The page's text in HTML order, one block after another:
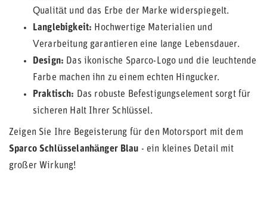
Qualität und das Erbe der Marke widerspiegelt.
Langlebigkeit: Hochwertige Materialien und
Verarbeitung garantieren eine lange Lebensdauer.
Design: Das ikonische Sparco-Logo und die leuchtende
Farbe machen ihn zu einem echten Hingucker.
Praktisch: Das robuste Befestigungselement sorgt für
sicheren Halt Ihrer Schlüssel.
Zeigen Sie Ihre Begeisterung für den Motorsport mit dem
Sparco Schlüsselanhänger Blau - ein kleines Detail mit
großer Wirkung!